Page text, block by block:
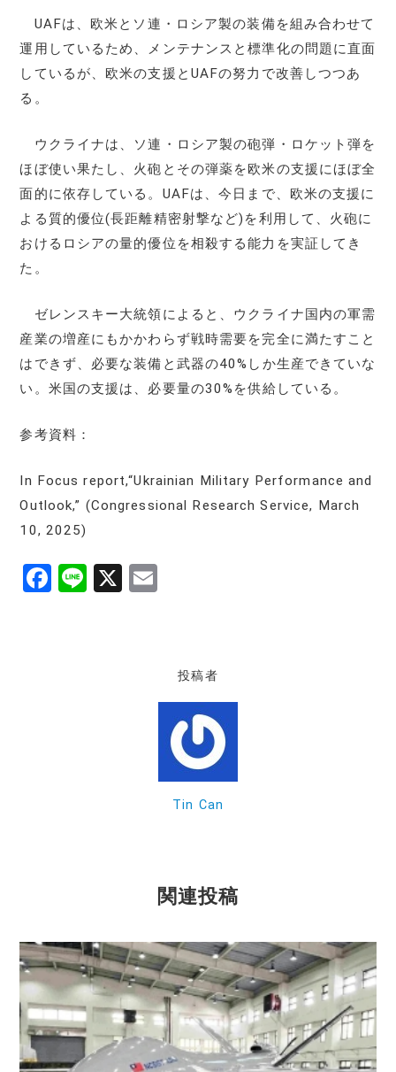
UAFは、欧米とソ連・ロシア製の装備を組み合わせて
運用しているため、メンテナンスと標準化の問題に直面
しているが、欧米の支援とUAFの努力で改善しつつあ
る。
ウクライナは、ソ連・ロシア製の砲弾・ロケット弾を
ほぼ使い果たし、火砲とその弾薬を欧米の支援にほぼ全
面的に依存している。UAFは、今日まで、欧米の支援に
よる質的優位(長距離精密射撃など)を利用して、火砲に
おけるロシアの量的優位を相殺する能力を実証してき
た。
ゼレンスキー大統領によると、ウクライナ国内の軍需
産業の増産にもかかわらず戦時需要を完全に満たすこと
はできず、必要な装備と武器の40%しか生産できていな
い。米国の支援は、必要量の30%を供給している。
参考資料：
In Focus report,“Ukrainian Military Performance and
Outlook,” (Congressional Research Service, March
10, 2025)
F
Li X
投稿者
Tin Can
関連投稿